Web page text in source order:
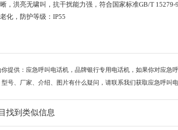
，洪亮无啸叫，抗干扰能力强，符合国家标准GB/T
化，防护等级：IP55
提供：应急呼叫电话机，品牌银行专用电话机，如果你对应
号、厂家、介绍、图片有什么疑问，请联系我们获取应急呼叫
找到类似信息